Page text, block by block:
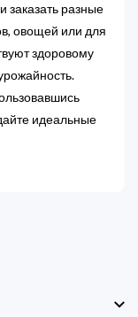
заказать разные
овощей или для
здоровому
идеальные